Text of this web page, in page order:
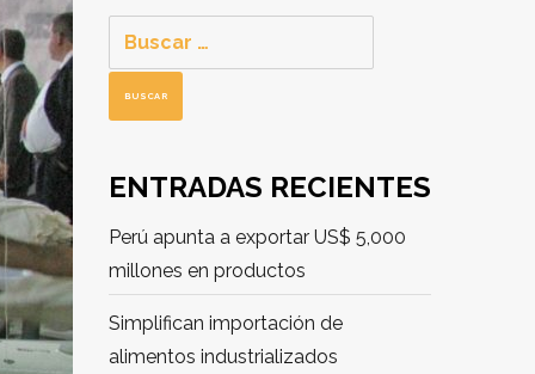
Buscar:
ENTRADAS RECIENTES
Perú apunta a exportar US$ 5,000
millones en productos
Simplifican importación de
alimentos industrializados